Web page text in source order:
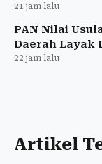
21 jam lalu
PAN Nilai
Daerah Layak
22 jam lalu
Artikel